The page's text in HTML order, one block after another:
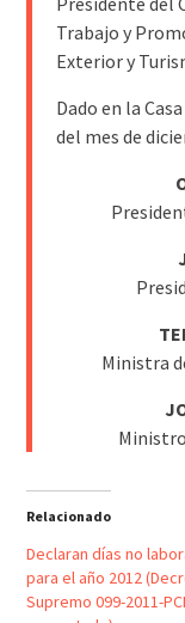
Trabajo y
Exterior y
Dado en la
del mes de
Ministra
Relacionado
Declaran días no
para el año 2012
Supremo 099-2011-